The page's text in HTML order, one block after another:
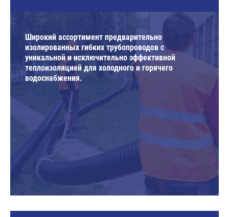
Широкий ассортимент предварительно
изолированных гибких трубопроводов с
уникальной и исключительно эффективной
теплоизоляцией для холодного и горячего
водоснабжения.